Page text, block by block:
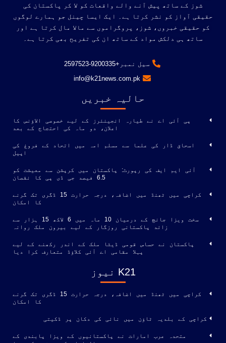
شوز کے ساتھ پیش آنے والے واقعات کو لا کر پاکستان کی
حقیقی آواز کو نشر کرتا ہے۔ ایک ایسا چینل جو ہمارے لوگوں
کو حقیقی خبروں، شوز، پروگراموں سے مالا مال کرتا ہے اور
ساتھ ہی دلکش مواد کے ساتھ ان کی تفریح ​​بھی کرتا ہے۔
سیل نمبر+9200335-2597523
info@k21news.com.pk
حالیہ خبریں
پی آئی اے نے طیارہ انجینئرز کے لیے خصوصی الاؤنس کا
اعلان، دو ماہ کی احتجاج کے بعد
اسحاق ڈار کی علما سے مسلم امہ میں اتحاد کے فروغ کی
اپیل
آئی ایم ایف کی رپورٹ: پاکستان میں کرپشن سے معیشت کو
6.5 فیصد جی ڈی پی کا نقصان
کراچی میں ٹھنڈ میں اضافہ، درجہ حرارت 15 ڈگری تک گرنے
کا امکان
سخت ویزا جانچ کے درمیان 10 ماہ میں 6 لاکھ 15 ہزار سے
زائد پاکستانی روزگار کے لیے بیرون ملک روانہ
پاکستان نے حساس قومی ڈیٹا ملک کے اندر رکھنے کے لیے
پہلا مقامی اے آئی کلاؤڈ متعارف کرا دیا
K21 نیوز
کراچی میں ٹھنڈ میں اضافہ، درجہ حرارت 15 ڈگری تک گرنے
کا امکان
کراچی کے بلدیہ ٹاؤن میں نائی کی دکان پر ڈکیتی
متحدہ عرب امارات نے پاکستانیوں کے ویزا پابندی کے